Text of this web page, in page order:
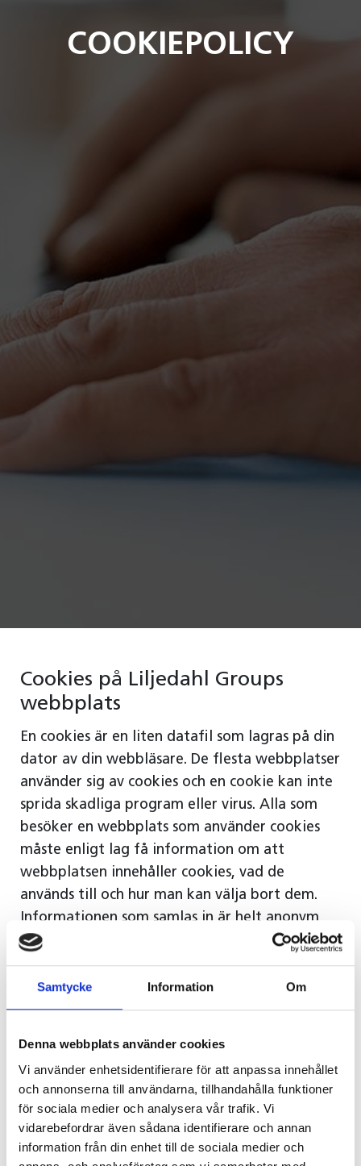
Samtycke Information Om
Denna webbplats använder cookies
Vi använder enhetsidentifierare för att anpassa innehållet
och annonserna till användarna, tillhandahålla funktioner
för sociala medier och analysera vår trafik. Vi
vidarebefordrar även sådana identifierare och annan
information från din enhet till de sociala medier och
COOKIEPOLICY
Cookies på Liljedahl Groups
webbplats
En cookies är en liten datafil som lagras på din
dator av din webbläsare. De flesta webbplatser
använder sig av cookies och en cookie kan inte
sprida skadliga program eller virus. Alla som
besöker en webbplats som använder cookies
måste enligt lag få information om att
webbplatsen innehåller cookies, vad de
används till och hur man kan välja bort dem.
Informationen som samlas in är helt anonym
och innehåller inga personliga uppgifter.
Det finns två sorters cookies:
sparas tillfälligt under ditt besök på
webbplatsen. De försvinner när du stänger
webbläsaren.
Den andra sortens cookies lagras i din dator en
längre tid och återanvänds vid ditt nästa besök
på webbplatsen. Du kan manuellt ta bort dessa